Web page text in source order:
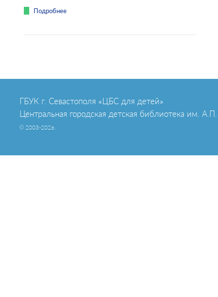
Подробнее
ГБУК г. Севастополя «ЦБС для детей»
Центральная городская детская библиотека им. А.П.
© 2003-2026.